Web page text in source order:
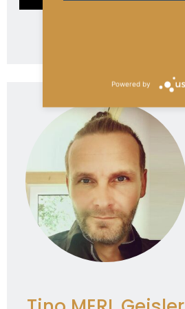
Akzeptieren
Powered byUsercentrics
Consent Management
Powered by